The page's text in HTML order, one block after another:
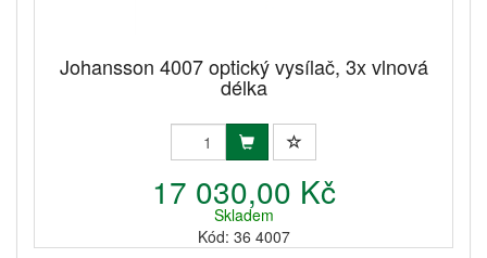
Johansson 4007 optický vysílač, 3x vlnová
délka
17 030,00 Kč
Skladem
Kód: 36 4007